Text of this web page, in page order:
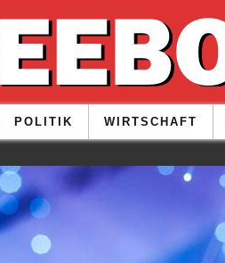
POLITIK WIRTSCHAFT